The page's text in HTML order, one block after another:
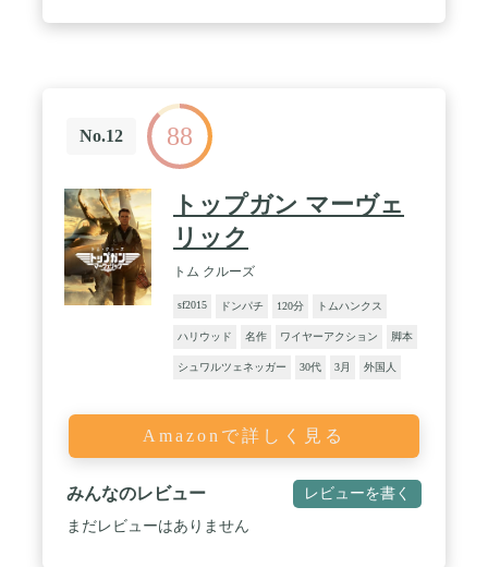
No.12 88
トップガン マーヴェ
リック
トム クルーズ
sf2015 ドンパチ 120分 トムハンクス
ハリウッド 名作 ワイヤーアクション 脚本
シュワルツェネッガー 30代 3月 外国人
Amazonで詳しく見る
みんなのレビュー レビューを書く
まだレビューはありません